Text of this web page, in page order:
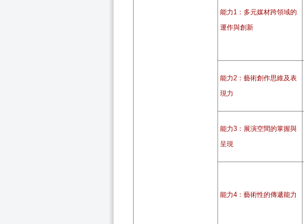
能力1：多元媒材跨領域的
運作與創新
能力2：藝術創作思維及表
現力
能力3：展演空間的掌握與
呈現
能力4：藝術性的傳遞能力